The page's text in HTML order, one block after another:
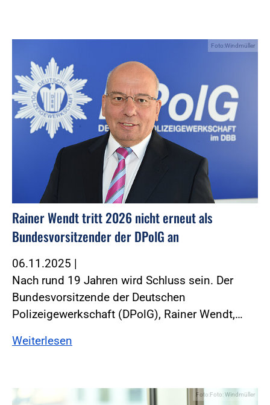
Foto:Windmüller
Rainer Wendt tritt 2026 nicht erneut als
Bundesvorsitzender der DPolG an
06.11.2025 |
Nach rund 19 Jahren wird Schluss sein. Der
Bundesvorsitzende der Deutschen
Polizeigewerkschaft (DPolG), Rainer Wendt,…
Weiterlesen
Foto:Foto: Windmüller